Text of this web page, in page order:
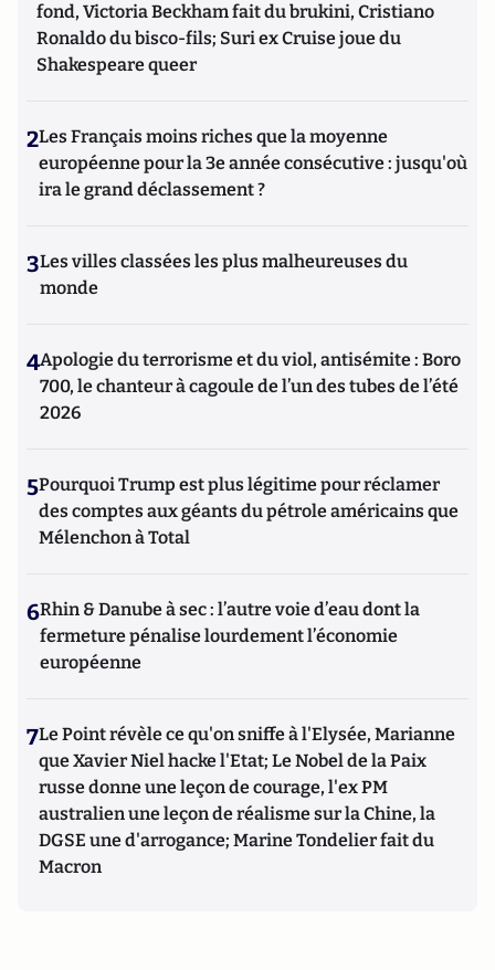
fond, Victoria Beckham fait du brukini, Cristiano
Ronaldo du bisco-fils; Suri ex Cruise joue du
Shakespeare queer
2Les Français moins riches que la moyenne
européenne pour la 3e année consécutive : jusqu'où
ira le grand déclassement ?
3Les villes classées les plus malheureuses du
monde
4Apologie du terrorisme et du viol, antisémite : Boro
700, le chanteur à cagoule de l’un des tubes de l’été
2026
5Pourquoi Trump est plus légitime pour réclamer
des comptes aux géants du pétrole américains que
Mélenchon à Total
6Rhin & Danube à sec : l’autre voie d’eau dont la
fermeture pénalise lourdement l’économie
européenne
7Le Point révèle ce qu'on sniffe à l'Elysée, Marianne
que Xavier Niel hacke l'Etat; Le Nobel de la Paix
russe donne une leçon de courage, l'ex PM
australien une leçon de réalisme sur la Chine, la
DGSE une d'arrogance; Marine Tondelier fait du
Macron